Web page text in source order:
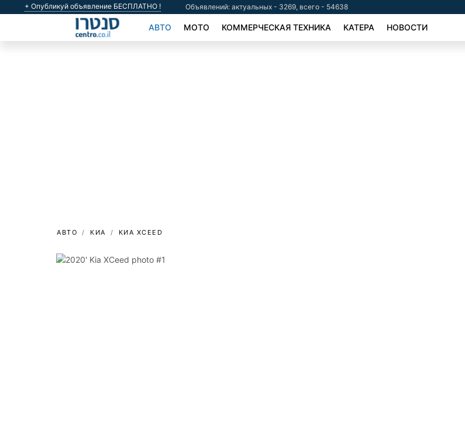
+ Опубликуй объявление БЕСПЛАТНО ! Объявлений: актуальных - 3269, всего - 54638
АВТО МОТО КОММЕРЧЕСКАЯ ТЕХНИКА КАТЕРА НОВОСТИ
АВТО КИА КИА XCEED